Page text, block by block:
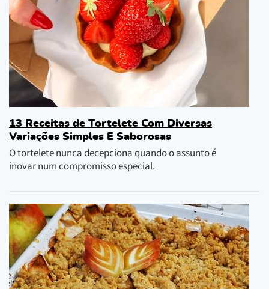
13 Receitas de Tortelete Com Diversas
Variações Simples E Saborosas
O tortelete nunca decepciona quando o assunto é
inovar num compromisso especial.